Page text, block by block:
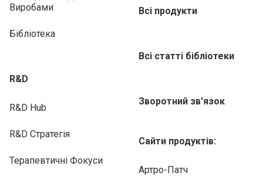
Виробами
Бібліотека
R&D
R&D Hub
R&D Стратегія
Терапевтичні Фокуси
Всі продукти
Всі статті бібліотеки
Зворотний зв'язок
Сайти продуктів:
Артро-Патч